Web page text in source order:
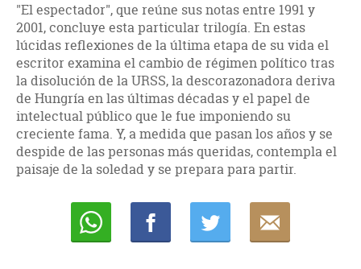
"El espectador", que reúne sus notas entre 1991 y
2001, concluye esta particular trilogía. En estas
lúcidas reflexiones de la última etapa de su vida el
escritor examina el cambio de régimen político tras
la disolución de la URSS, la descorazonadora deriva
de Hungría en las últimas décadas y el papel de
intelectual público que le fue imponiendo su
creciente fama. Y, a medida que pasan los años y se
despide de las personas más queridas, contempla el
paisaje de la soledad y se prepara para partir.